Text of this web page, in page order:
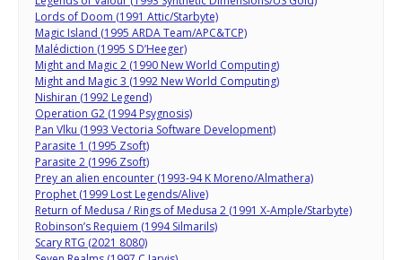
Lords of Doom (1991 Attic/Starbyte)
Magic Island (1995 ARDA Team/APC&TCP)
Malédiction (1995 S D’Heeger)
Might and Magic 2 (1990 New World Computing)
Might and Magic 3 (1992 New World Computing)
Nishiran (1992 Legend)
Operation G2 (1994 Psygnosis)
Pan Vlku (1993 Vectoria Software Development)
Parasite 1 (1995 Zsoft)
Parasite 2 (1996 Zsoft)
Prey an alien encounter (1993-94 K Moreno/Almathera)
Prophet (1999 Lost Legends/Alive)
Return of Medusa / Rings of Medusa 2 (1991 X-Ample/Starbyte)
Robinson’s Requiem (1994 Silmarils)
Scary RTG (2021 8080)